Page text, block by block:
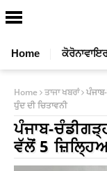
Home
Home ਤਾਜਾ ਖਬਰਾਂ
ਧੁੰਦ ਦੀ ਚਿਤਾਵਨੀ
ਪੰਜਾਬ-
ਵੱਲੋਂ 5